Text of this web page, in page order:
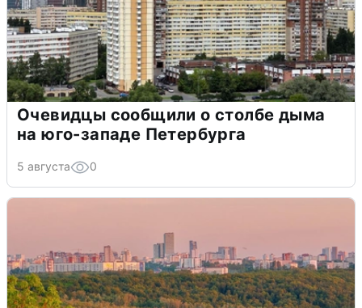
Очевидцы сообщили о столбе дыма
на юго-западе Петербурга
5 августа 0